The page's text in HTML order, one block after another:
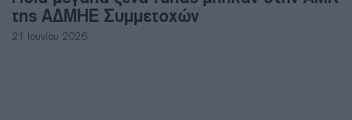
της ΑΔΜΗΕ Συμμετοχών
21 Ιουνίου 2026